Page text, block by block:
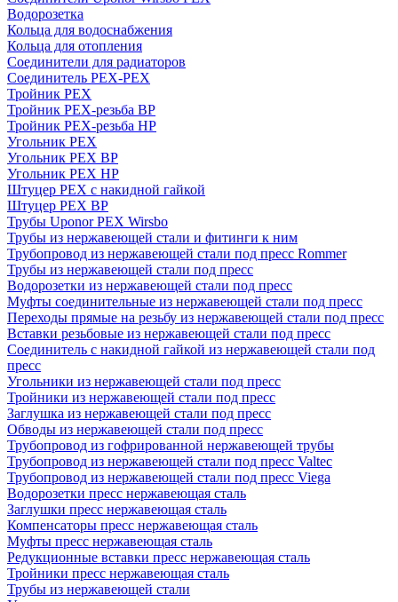
Водорозетка
Кольца для водоснабжения
Кольца для отопления
Соединители для радиаторов
Соединитель PEX-PEX
Тройник PEX
Тройник PEX-резьба ВР
Тройник PEX-резьба НР
Угольник PEX
Угольник PEX ВР
Угольник PEX НР
Штуцер PEX c накидной гайкой
Штуцер PEX ВР
Трубы Uponor PEX Wirsbo
Трубы из нержавеющей стали и фитинги к ним
Трубопровод из нержавеющей стали под пресс Rommer
Трубы из нержавеющей стали под пресс
Водорозетки из нержавеющей стали под пресс
Муфты соединительные из нержавеющей стали под пресс
Переходы прямые на резьбу из нержавеющей стали под пресс
Вставки резьбовые из нержавеющей стали под пресс
Соединитель с накидной гайкой из нержавеющей стали под
пресс
Угольники из нержавеющей стали под пресс
Тройники из нержавеющей стали под пресс
Заглушка из нержавеющей стали под пресс
Обводы из нержавеющей стали под пресс
Трубопровод из гофрированной нержавеющей трубы
Трубопровод из нержавеющей стали под пресс Valtec
Трубопровод из нержавеющей стали под пресс Viega
Водорозетки пресс нержавеющая сталь
Заглушки пресс нержавеющая сталь
Компенсаторы пресс нержавеющая сталь
Муфты пресс нержавеющая сталь
Редукционные вставки пресс нержавеющая сталь
Тройники пресс нержавеющая сталь
Трубы из нержавеющей стали